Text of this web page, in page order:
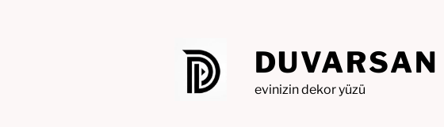
DUVARSAN
evinizin dekor yüzü